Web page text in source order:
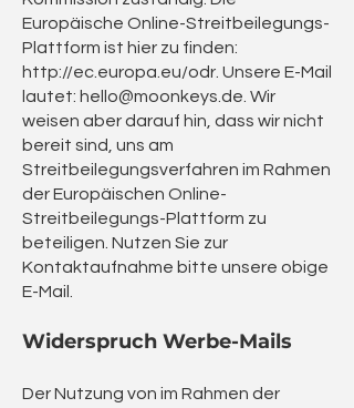
Europäische Online-Streitbeilegungs-
Plattform ist hier zu finden:
http://ec.europa.eu/odr. Unsere E-Mail
lautet: hello@moonkeys.de . Wir
weisen aber darauf hin, dass wir nicht
bereit sind, uns am
Streitbeilegungsverfahren im Rahmen
der Europäischen Online-
Streitbeilegungs-Plattform zu
beteiligen. Nutzen Sie zur
Kontaktaufnahme bitte unsere obige
E-Mail.
Widerspruch Werbe-Mails
Der Nutzung von im Rahmen der